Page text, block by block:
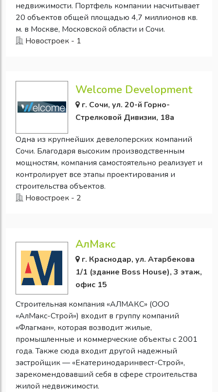
недвижимости. Портфель компании насчитывает
20 объектов общей площадью 4,7 миллионов кв.
м. в Москве, Московской области и Сочи.
Новостроек - 1
Welcome Development
г. Сочи, ул. 20-й Горно-
Стрелковой Дивизии, 18а
Одна из крупнейших девелоперских компаний
Сочи. Благодаря высоким производственным
мощностям, компания самостоятельно реализует и
контролирует все этапы проектирования и
строительства объектов.
Новостроек - 2
АлМакс
г. Краснодар, ул. Атарбекова
1/1 (здание Boss House), 3 этаж,
офис 15
Строительная компания «АЛМАКС» (ООО
«АлМакс-Строй») входит в группу компаний
«Флагман», которая возводит жилые,
промышленные и коммерческие объекты с 2001
года. Также сюда входит другой надежный
застройщик — «Екатеринодаринвест-Строй»,
зарекомендовавший себя в сфере строительства
жилой недвижимости.